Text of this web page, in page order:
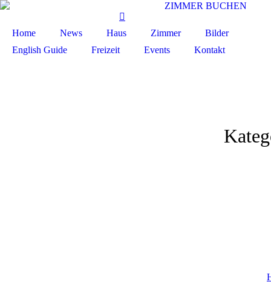
ZIMMER BUCHEN
Home News Haus Zimmer
Bilder
English Guide
Freizeit Events Kontakt